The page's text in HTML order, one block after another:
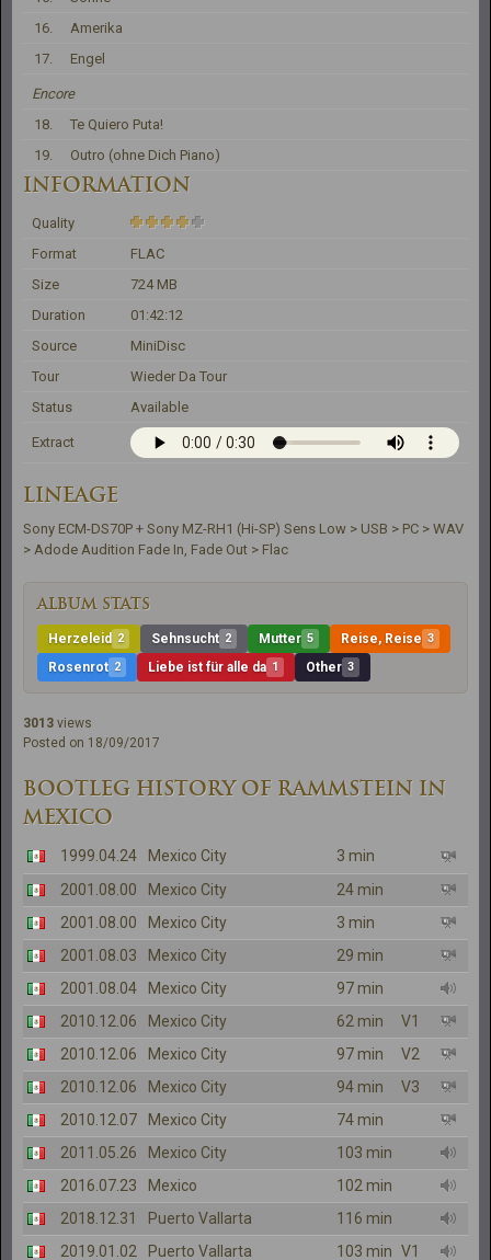
16.
Amerika
17.
Engel
Encore
18.
Te Quiero Puta!
19.
Outro (ohne Dich Piano)
INFORMATION
Quality
Format
FLAC
Size
724 MB
Duration
01:42:12
Source
MiniDisc
Tour
Wieder Da Tour
Status
Available
Extract
LINEAGE
Sony ECM-DS70P + Sony MZ-RH1 (Hi-SP) Sens Low > USB > PC > WAV
> Adode Audition Fade In, Fade Out > Flac
ALBUM STATS
Herzeleid 2 Sehnsucht 2 Mutter 5 Reise, Reise 3
Rosenrot 2 Liebe ist für alle da 1 Other 3
3013 views
Posted on 18/09/2017
BOOTLEG HISTORY OF RAMMSTEIN IN
MEXICO
1999.04.24 Mexico City
3 min
2001.08.00
Mexico City
24 min
2001.08.00
Mexico City
3 min
2001.08.03
Mexico City
29 min
2001.08.04
Mexico City
97 min
2010.12.06
Mexico City 62 min
V1
2010.12.06
Mexico City 97 min
V2
2010.12.06
Mexico City 94 min
V3
2010.12.07
Mexico City
74 min
2011.05.26
Mexico City
103 min
2016.07.23
Mexico
102 min
2018.12.31
Puerto Vallarta
116 min
2019.01.02
Puerto Vallarta 103 min V1